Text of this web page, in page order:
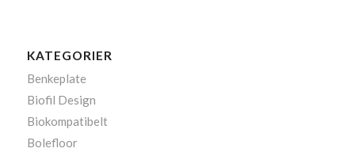
KATEGORIER
Benkeplate
Biofil Design
Biokompatibelt
Bolefloor